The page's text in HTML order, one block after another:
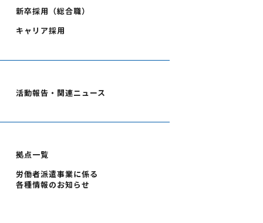
新卒採用（総合職）
キャリア採用
活動報告・関連ニュース
拠点一覧
労働者派遣事業に係る
各種情報のお知らせ